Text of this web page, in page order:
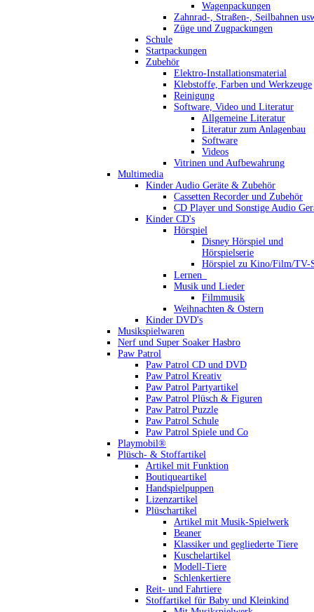
Wagenpackungen
Zahnrad-, Straßen-, Seilbahnen
Züge und Zugpackungen
Schule
Startpackungen
Zubehör
Elektro-Installationsmaterial
Klebstoffe, Farben und Werkzeuge
Reinigung
Software, Video und Literatur
Allgemeine Literatur
Literatur zum Anlagenbau
Software
Videos
Vitrinen und Aufbewahrung
Multimedia
Kinder Audio Geräte & Zubehör
Cassetten Recorder und Zubehör
CD Player und Sonstige Audio
Kinder CD's
Hörspiel
Disney Hörspiel und
Hörspielserie
Hörspiel zu Kino/Film/TV-
Lernen_
Musik und Lieder
Filmmusik
Weihnachten & Ostern
Kinder DVD's
Musikspielwaren
Nerf und Super Soaker Hasbro
Paw Patrol
Paw Patrol CD und DVD
Paw Patrol Kreativ
Paw Patrol Partyartikel
Paw Patrol Plüsch & Figuren
Paw Patrol Puzzle
Paw Patrol Schule
Paw Patrol Spiele und Co
Playmobil®
Plüsch- & Stoffartikel
Artikel mit Funktion
Boutiqueartikel
Handspielpuppen
Lizenzartikel
Plüschartikel
Artikel mit Musik-Spielwerk
Beaner
Klassiker und gegliederte Tiere
Kuschelartikel
Modell-Tiere
Schlenkertiere
Reit- und Fahrtiere
Stoffartikel für Baby und Kleinkind